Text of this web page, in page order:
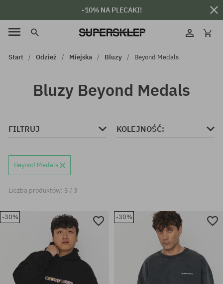
-10% NA PLECAKI!
Start Odzież Miejska Bluzy Beyond Medals
Bluzy Beyond Medals
FILTRUJ KOLEJNOŚĆ:
Beyond Medals
Liczba produktów: 3 / 3
-30% -30%